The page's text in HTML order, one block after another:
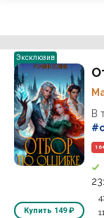
Эксклюзив
Купить 149 ₽
В